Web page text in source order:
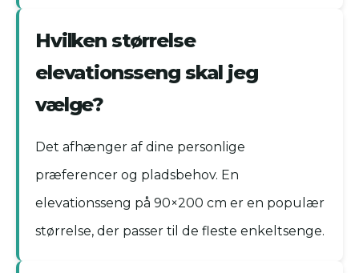
Hvilken størrelse
elevationsseng skal jeg
vælge?
Det afhænger af dine personlige
præferencer og pladsbehov. En
elevationsseng på 90×200 cm er en populær
størrelse, der passer til de fleste enkeltsenge.